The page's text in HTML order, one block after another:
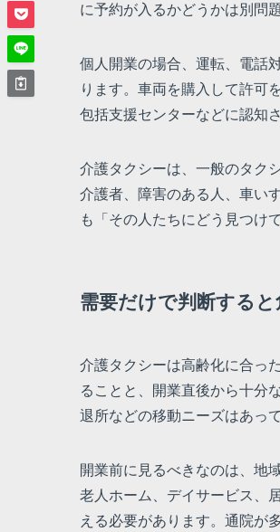
に予約が入るかどうかは別問題
個人開業の場合、運転、電話
ります。車両を購入して許可
包括支援センターなどに認知
介護タクシーは、一般のタク
介護者、障害のある人、車い
も「その人たちにどう見つけ
需要だけで判断すると
介護タクシーは高齢化に合っ
ることと、開業直後から十分
退所などの移動ニーズはあっ
開業前に見るべきなのは、地
老人ホーム、デイサービス、
える必要があります。通院が